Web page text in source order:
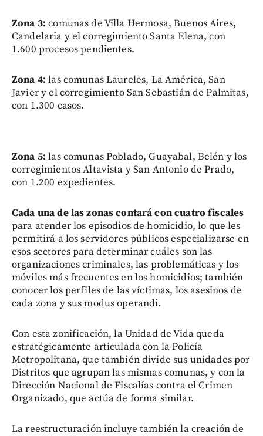
Zona 3:comunas de Villa Hermosa, Buenos Aires,
Candelaria y el corregimiento Santa Elena, con
1.600 procesos pendientes.
Zona 4: las comunas Laureles, La América, San
Javier y el corregimiento San Sebastián de Palmitas,
con 1.300 casos.
Zona 5:las comunas Poblado, Guayabal, Belén y los
corregimientos Altavista y San Antonio de Prado,
con 1.200 expedientes.
Cada una de las zonas contará con cuatro fiscales
para atender los episodios de homicidio, lo que les
permitirá a los servidores públicos especializarse en
esos sectores para determinar cuáles son las
organizaciones criminales, las problemáticas y los
móviles más frecuentes en los homicidios; también
conocer los perfiles de las víctimas, los asesinos de
cada zona y sus modus operandi.
Con esta zonificación, la Unidad de Vida queda
estratégicamente articulada con la Policía
Metropolitana, que también divide sus unidades por
Distritos que agrupan las mismas comunas, y con la
Dirección Nacional de Fiscalías contra el Crimen
Organizado, que actúa de forma similar.
La reestructuración incluye también la creación de